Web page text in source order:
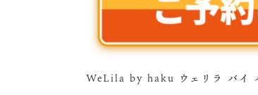
WeLila by haku ウェリラ バイ